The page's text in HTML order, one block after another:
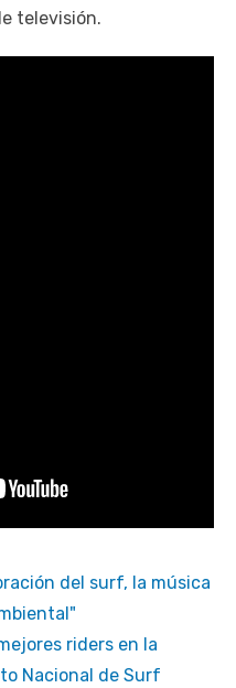
televisión.
del surf, la música
riders en la
Nacional de Surf